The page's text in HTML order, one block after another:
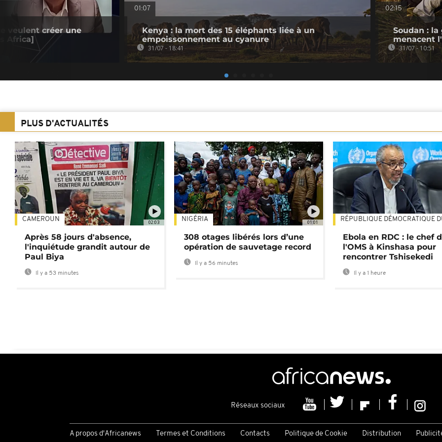
veulent créer une
Africa]
01:07
Kenya : la mort des 15 éléphants liée à un
empoissonnement au cyanure
31/07 - 18:41
02:15
Soudan : la
menacent
31/07 - 10:51
PLUS D'ACTUALITÉS
02:03
CAMEROUN
Après 58 jours d'absence,
l'inquiétude grandit autour de
Paul Biya
Il y a 53 minutes
01:01
NIGÉRIA
308 otages libérés lors d’une
opération de sauvetage record
Il y a 56 minutes
RÉPUBLIQUE DÉMOCRATIQUE
Ebola en RDC : le chef
l'OMS à Kinshasa pour
rencontrer Tshisekedi
Il y a 1 heure
Réseaux sociaux
A propos d'Africanews Termes et Conditions Contacts Politique de Cookie Distribution